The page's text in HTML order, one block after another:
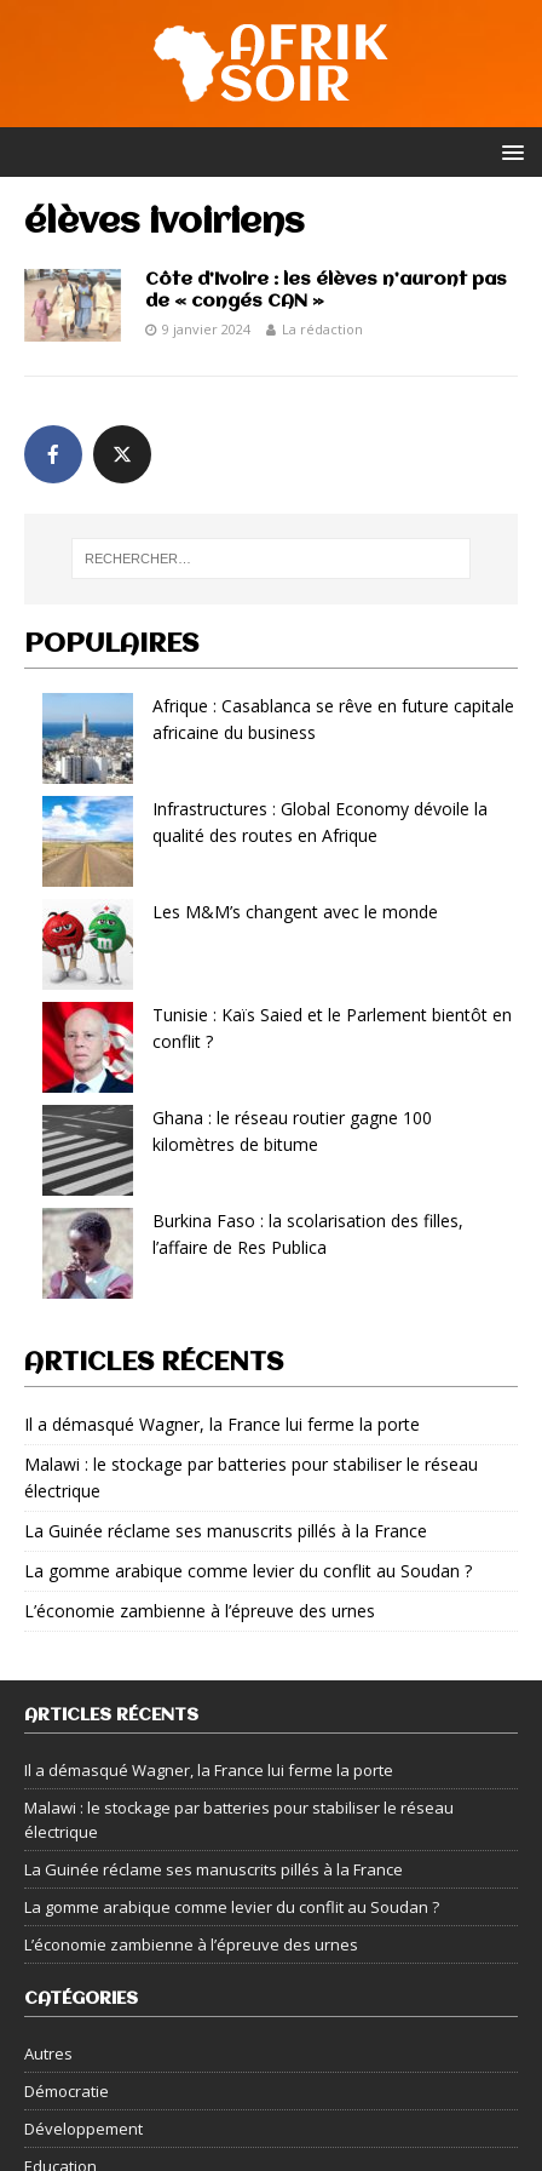
élèves ivoiriens
Côte d’Ivoire : les élèves n’auront pas
de « congés CAN »
9 janvier 2024 La rédaction
POPULAIRES
Afrique : Casablanca se rêve en future capitale
africaine du business
Infrastructures : Global Economy dévoile la
qualité des routes en Afrique
Les M&M’s changent avec le monde
Tunisie : Kaïs Saied et le Parlement bientôt en
conflit ?
Ghana : le réseau routier gagne 100
kilomètres de bitume
Burkina Faso : la scolarisation des filles,
l’affaire de Res Publica
ARTICLES RÉCENTS
Il a démasqué Wagner, la France lui ferme la porte
Malawi : le stockage par batteries pour stabiliser le réseau
électrique
La Guinée réclame ses manuscrits pillés à la France
La gomme arabique comme levier du conflit au Soudan ?
L’économie zambienne à l’épreuve des urnes
ARTICLES RÉCENTS
Il a démasqué Wagner, la France lui ferme la porte
Malawi : le stockage par batteries pour stabiliser le réseau
électrique
La Guinée réclame ses manuscrits pillés à la France
La gomme arabique comme levier du conflit au Soudan ?
L’économie zambienne à l’épreuve des urnes
CATÉGORIES
Autres
Démocratie
Développement
Education